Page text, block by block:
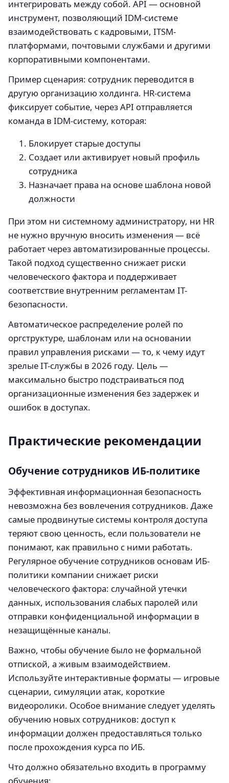
интегрировать между собой. API — основной
инструмент, позволяющий IDM-системе
взаимодействовать с кадровыми, ITSM-
платформами, почтовыми службами и другими
корпоративными компонентами.
Пример сценария: сотрудник переводится в
другую организацию холдинга. HR-система
фиксирует событие, через API отправляется
команда в IDM-систему, которая:
Блокирует старые доступы
Создает или активирует новый профиль
сотрудника
Назначает права на основе шаблона новой
должности
При этом ни системному администратору, ни HR
не нужно вручную вносить изменения — всё
работает через автоматизированные процессы.
Такой подход существенно снижает риски
человеческого фактора и поддерживает
соответствие внутренним регламентам IT-
безопасности.
Автоматическое распределение ролей по
оргструктуре, шаблонам или на основании
правил управления рисками — то, к чему идут
зрелые IT-службы в 2026 году. Цель —
максимально быстро подстраиваться под
организационные изменения без задержек и
ошибок в доступах.
Практические рекомендации
Обучение сотрудников ИБ-политике
Эффективная информационная безопасность
невозможна без вовлечения сотрудников. Даже
самые продвинутые системы контроля доступа
теряют свою ценность, если пользователи не
понимают, как правильно с ними работать.
Регулярное обучение сотрудников основам ИБ-
политики компании снижает риски
человеческого фактора: случайной утечки
данных, использования слабых паролей или
отправки конфиденциальной информации в
незащищённые каналы.
Важно, чтобы обучение было не формальной
отпиской, а живым взаимодействием.
Используйте интерактивные форматы — игровые
сценарии, симуляции атак, короткие
видеоролики. Особое внимание следует уделять
обучению новых сотрудников: доступ к
информации должен предоставляться только
после прохождения курса по ИБ.
Что должно обязательно входить в программу
обучения: